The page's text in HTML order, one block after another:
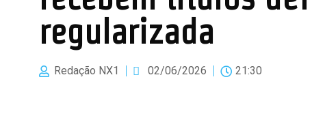
regularizada
Redação NX1 02/06/2026 21:30